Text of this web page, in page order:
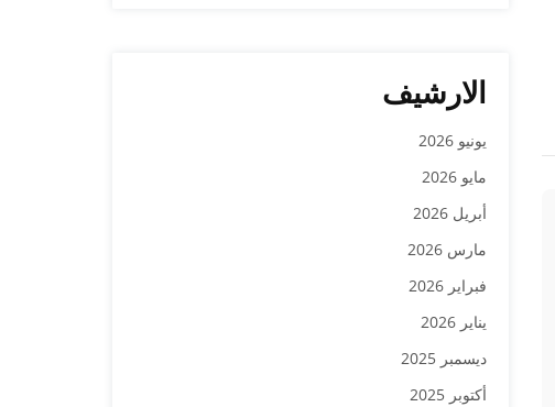
الارشيف
يونيو 2026
مايو 2026
أبريل 2026
مارس 2026
فبراير 2026
يناير 2026
ديسمبر 2025
أكتوبر 2025